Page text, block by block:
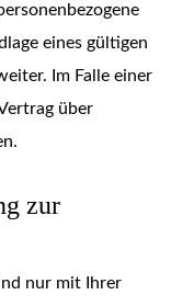
eines gültigen
Im Falle einer
über
zur
nur mit Ihrer